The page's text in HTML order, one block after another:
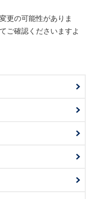
更の可能性がありま
ご確認くださいますよ